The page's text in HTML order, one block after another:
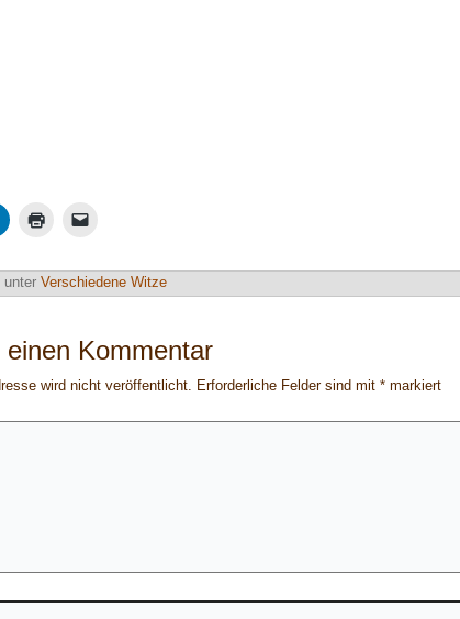
unter Verschiedene Witze
einen Kommentar
wird nicht veröffentlicht. Erforderliche Felder sind mit * markiert